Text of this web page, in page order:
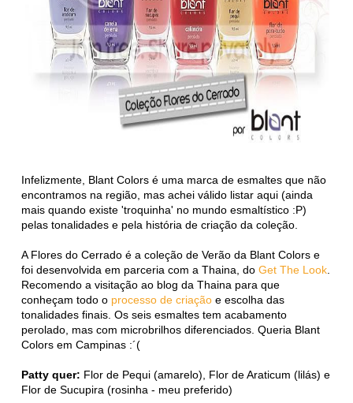
Infelizmente, Blant Colors é uma marca de esmaltes que não
encontramos na região, mas achei válido listar aqui (ainda
mais quando existe 'troquinha' no mundo esmaltístico :P)
pelas tonalidades e pela história de criação da coleção.
A Flores do Cerrado é a coleção de Verão da Blant Colors e
foi desenvolvida em parceria com a Thaina, doGet The Look
Recomendo a visitação ao blog da Thaina para que
conheçam todo o processo de criação e escolha das
tonalidades finais. Os seis esmaltes tem acabamento
perolado, mas com microbrilhos diferenciados. Queria Blant
Colors em Campinas :´(
Patty quer: Flor de Pequi (amarelo), Flor de Araticum (lilás) e
Flor de Sucupira (rosinha - meu preferido)